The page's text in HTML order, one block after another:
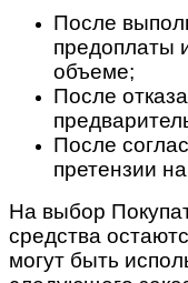
После
предоплаты
объеме;
После
После
претензии
На выбор
средства
могут быть